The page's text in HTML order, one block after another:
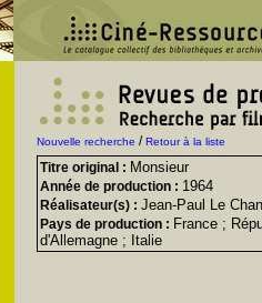
Nouvelle recherche /Retour à la liste
Titre original : Monsieur
Année de production : 1964
Réalisateur(s) : Jean-Paul Le
Pays de production : France ;
d'Allemagne ; Italie